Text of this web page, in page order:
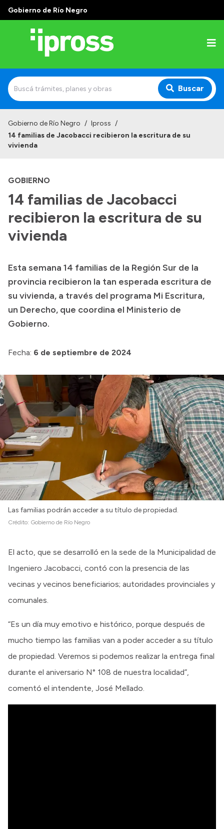
Gobierno de Río Negro
Buscar
Institucional
Autoridades
Delegaciones
Consultorios Propios
Presentación CV
Transparencia
Inversión en Salud
Licitaciones
Consulta de expedientes
Gobierno de Río Negro / Ipross /
14 familias de Jacobacci recibieron la escritura de su
vivienda
GOBIERNO
14 familias de Jacobacci
recibieron la escritura de su
vivienda
Esta semana 14 familias de la Región Sur de la
provincia recibieron la tan esperada escritura de
su vivienda, a través del programa Mi Escritura,
un Derecho, que coordina el Ministerio de
Gobierno.
Fecha: 6 de septiembre de 2024
Las familias podrán acceder a su título de propiedad.
Crédito: Gobierno de Río Negro
El acto, que se desarrolló en la sede de la Municipalidad de
Ingeniero Jacobacci, contó con la presencia de las
vecinas y vecinos beneficiarios; autoridades provinciales y
comunales.
“Es un día muy emotivo e histórico, porque después de
mucho tiempo las familias van a poder acceder a su título
de propiedad. Veremos si podemos realizar la entrega final
durante el aniversario N° 108 de nuestra localidad”,
comentó el intendente, José Mellado.